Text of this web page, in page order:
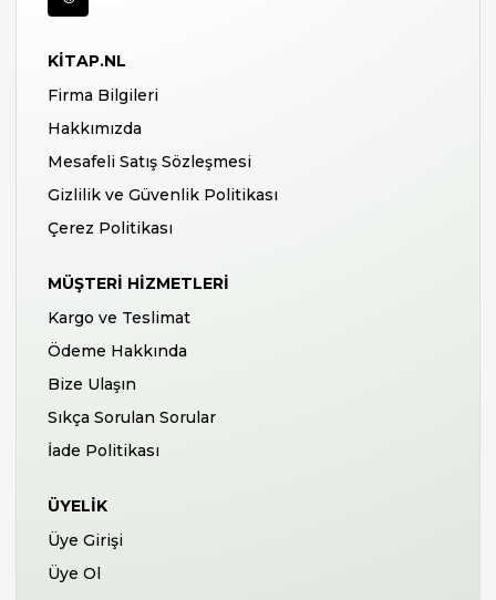
KITAP.NL
Firma Bilgileri
Hakkımızda
Mesafeli Satış Sözleşmesi
Gizlilik ve Güvenlik Politikası
Çerez Politikası
MÜŞTERI HIZMETLERI
Kargo ve Teslimat
Ödeme Hakkında
Bize Ulaşın
Sıkça Sorulan Sorular
İade Politikası
ÜYELIK
Üye Girişi
Üye Ol